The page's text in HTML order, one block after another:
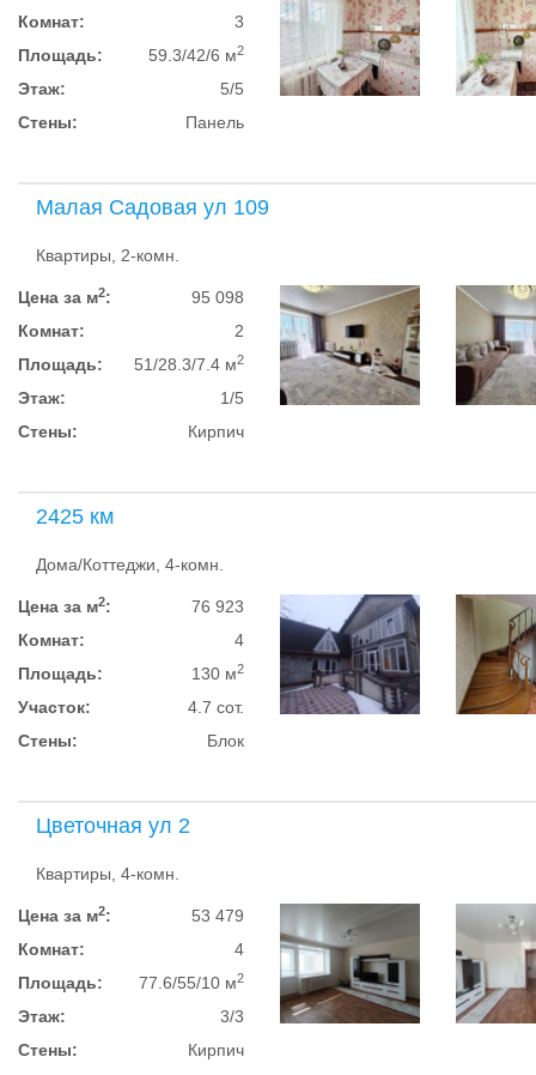
Комнат:
3
Площадь:
59.3/42/6 м2
Этаж:
5/5
Стены:
Панель
Малая Садовая ул 109
Квартиры, 2-комн.
Цена за м2:
95 098
Комнат:
2
Площадь:
51/28.3/7.4 м2
Этаж:
1/5
Стены:
Кирпич
2425 км
Дома/Коттеджи, 4-комн.
Цена за м2:
76 923
Комнат:
4
Площадь:
130 м2
Участок:
4.7 сот.
Стены:
Блок
Цветочная ул 2
Квартиры, 4-комн.
Цена за м2:
53 479
Комнат:
4
Площадь:
77.6/55/10 м2
Этаж:
3/3
Стены:
Кирпич